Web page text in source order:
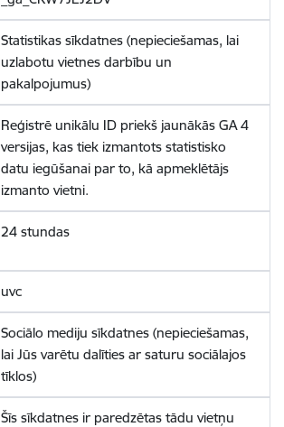
Statistikas sīkdatnes (nepieciešamas, lai
uzlabotu vietnes darbību un
pakalpojumus)
Reģistrē unikālu ID priekš jaunākās GA 4
versijas, kas tiek izmantots statistisko
datu iegūšanai par to, kā apmeklētājs
izmanto vietni.
24 stundas
uvc
Sociālo mediju sīkdatnes (nepieciešamas,
lai Jūs varētu dalīties ar saturu sociālajos
tīklos)
Šīs sīkdatnes ir paredzētas tādu vietņu